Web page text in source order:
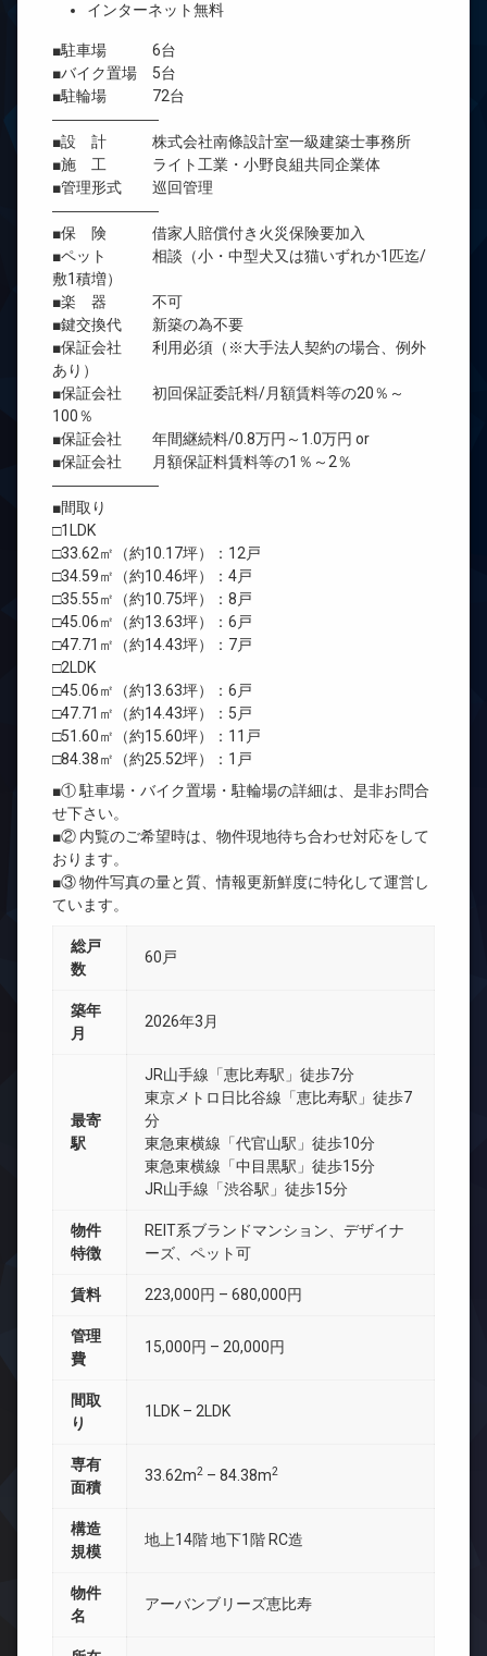
インターネット無料
■駐車場 6台
■バイク置場 5台
■駐輪場 72台
―――――――
■設 計 株式会社南條設計室一級建築士事務所
■施 工 ライト工業・小野良組共同企業体
■管理形式 巡回管理
―――――――
■保 険 借家人賠償付き火災保険要加入
■ペット 相談（小・中型犬又は猫いずれか1匹迄/
敷1積増）
■楽 器 不可
■鍵交換代 新築の為不要
■保証会社 利用必須（※大手法人契約の場合、例外
あり）
■保証会社 初回保証委託料/月額賃料等の20％～
100％
■保証会社 年間継続料/0.8万円～1.0万円 or
■保証会社 月額保証料賃料等の1％～2％
―――――――
■間取り
□1LDK
□33.62㎡（約10.17坪）：12戸
□34.59㎡（約10.46坪）：4戸
□35.55㎡（約10.75坪）：8戸
□45.06㎡（約13.63坪）：6戸
□47.71㎡（約14.43坪）：7戸
□2LDK
□45.06㎡（約13.63坪）：6戸
□47.71㎡（約14.43坪）：5戸
□51.60㎡（約15.60坪）：11戸
□84.38㎡（約25.52坪）：1戸
■① 駐車場・バイク置場・駐輪場の詳細は、是非お問合
せ下さい。
■② 内覧のご希望時は、物件現地待ち合わせ対応をして
おります。
■③ 物件写真の量と質、情報更新鮮度に特化して運営し
ています。
総戸
数
60戸
築年
月
2026年3月
最寄
駅
JR山手線「恵比寿駅」徒歩7分
東京メトロ日比谷線「恵比寿駅」徒歩7
分
東急東横線「代官山駅」徒歩10分
東急東横線「中目黒駅」徒歩15分
JR山手線「渋谷駅」徒歩15分
物件
特徴
REIT系ブランドマンション、デザイナ
ーズ、ペット可
賃料 223,000円 – 680,000円
管理
費
15,000円 – 20,000円
間取
り
1LDK – 2LDK
専有
面積
33.62m2 – 84.38m2
構造
規模
地上14階 地下1階 RC造
物件
名
アーバンブリーズ恵比寿